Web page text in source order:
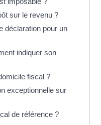
sur le revenu ?
déclaration pour un
indiquer son
fiscal ?
exceptionnelle sur
de référence ?